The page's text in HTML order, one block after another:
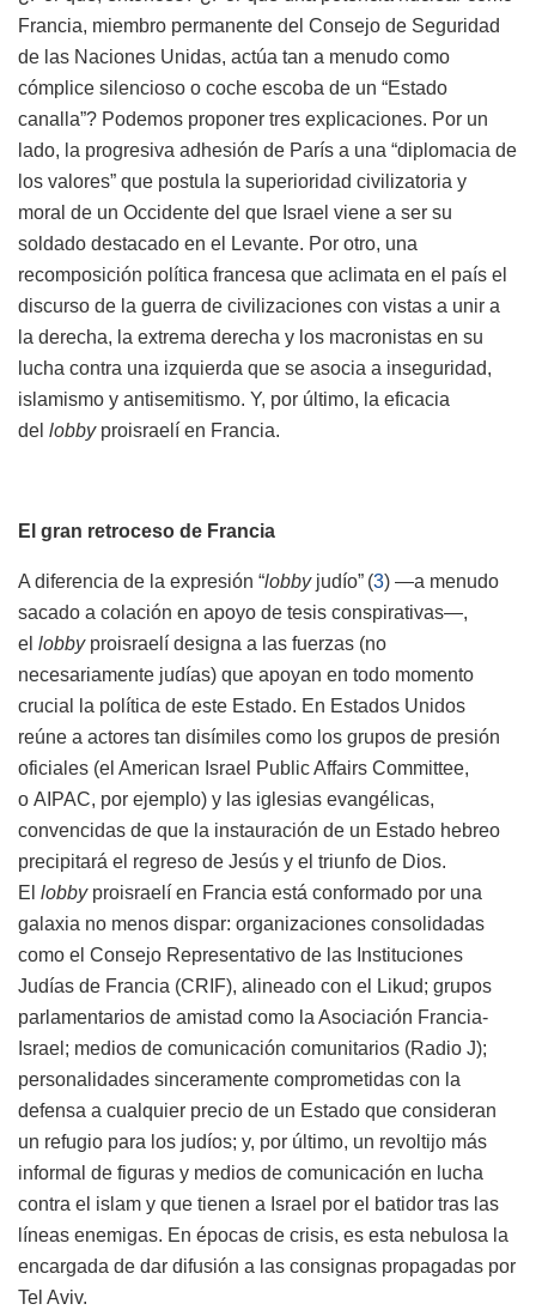
Francia, miembro permanente del Consejo de Seguridad
de las Naciones Unidas, actúa tan a menudo como
cómplice silencioso o coche escoba de un “Estado
canalla”? Podemos proponer tres explicaciones. Por un
lado, la progresiva adhesión de París a una “diplomacia de
los valores” que postula la superioridad civilizatoria y
moral de un Occidente del que Israel viene a ser su
soldado destacado en el Levante. Por otro, una
recomposición política francesa que aclimata en el país el
discurso de la guerra de civilizaciones con vistas a unir a
la derecha, la extrema derecha y los macronistas en su
lucha contra una izquierda que se asocia a inseguridad,
islamismo y antisemitismo. Y, por último, la eficacia
del lobbyproisraelí en Francia.
El gran retroceso de Francia
A diferencia de la expresión “lobbyjudío” (3) —a menudo
sacado a colación en apoyo de tesis conspirativas—,
el lobbyproisraelí designa a las fuerzas (no
necesariamente judías) que apoyan en todo momento
crucial la política de este Estado. En Estados Unidos
reúne a actores tan disímiles como los grupos de presión
oficiales (el American Israel Public Affairs Committee,
o AIPAC, por ejemplo) y las iglesias evangélicas,
convencidas de que la instauración de un Estado hebreo
precipitará el regreso de Jesús y el triunfo de Dios.
El lobbyproisraelí en Francia está conformado por una
galaxia no menos dispar: organizaciones consolidadas
como el Consejo Representativo de las Instituciones
Judías de Francia (CRIF), alineado con el Likud; grupos
parlamentarios de amistad como la Asociación Francia-
Israel; medios de comunicación comunitarios (Radio J);
personalidades sinceramente comprometidas con la
defensa a cualquier precio de un Estado que consideran
un refugio para los judíos; y, por último, un revoltijo más
informal de figuras y medios de comunicación en lucha
contra el islam y que tienen a Israel por el batidor tras las
líneas enemigas. En épocas de crisis, es esta nebulosa la
encargada de dar difusión a las consignas propagadas por
Tel Aviv.